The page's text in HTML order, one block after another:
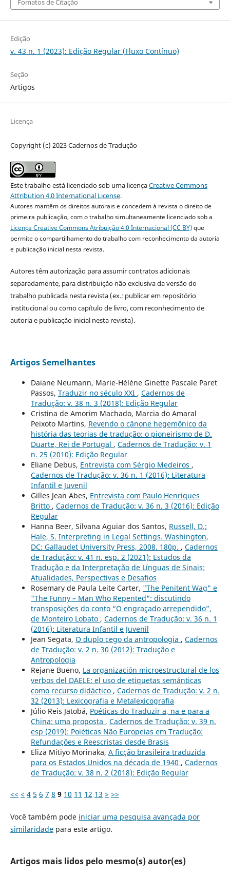
Fomatos de Citação
Edição
v. 43 n. 1 (2023): Edição Regular (Fluxo Contínuo)
Seção
Artigos
Licença
Copyright (c) 2023 Cadernos de Tradução
Este trabalho está licenciado sob uma licençaCreative Commons
Attribution 4.0 International License.
Autores mantêm os direitos autorais e concedem à revista o direito de
primeira publicação, com o trabalho simultaneamente licenciado sob a
Licença Creative Commons Atribuição 4.0 Internacional (CC BY)que
permite o compartilhamento do trabalho com reconhecimento da autoria
e publicação inicial nesta revista.
Autores têm autorização para assumir contratos adicionais
separadamente, para distribuição não exclusiva da versão do
trabalho publicada nesta revista (ex.: publicar em repositório
institucional ou como capítulo de livro, com reconhecimento de
autoria e publicação inicial nesta revista).
Artigos Semelhantes
Daiane Neumann, Marie-Hélène Ginette Pascale Paret
Passos, Traduzir no século XXI , Cadernos de
Tradução: v. 38 n. 3 (2018): Edição Regular
Cristina de Amorim Machado, Marcia do Amaral
Peixoto Martins, Revendo o cânone hegemônico da
história das teorias de tradução: o pioneirismo de D.
Duarte, Rei de Portugal , Cadernos de Tradução: v. 1
n. 25 (2010): Edição Regular
Eliane Debus, Entrevista com Sérgio Medeiros ,
Cadernos de Tradução: v. 36 n. 1 (2016): Literatura
Infantil e Juvenil
Gilles Jean Abes, Entrevista com Paulo Henriques
Britto , Cadernos de Tradução: v. 36 n. 3 (2016): Edição
Regular
Hanna Beer, Silvana Aguiar dos Santos, Russell, D.;
Hale, S. Interpreting in Legal Settings. Washington,
DC: Gallaudet University Press, 2008. 180p. , Cadernos
de Tradução: v. 41 n. esp. 2 (2021): Estudos da
Tradução e da Interpretação de Línguas de Sinais:
Atualidades, Perspectivas e Desafios
Rosemary de Paula Leite Carter, "The Penitent Wag" e
"The Funny – Man Who Repented": discutindo
transposições do conto “O engraçado arrependido”,
de Monteiro Lobato , Cadernos de Tradução: v. 36 n. 1
(2016): Literatura Infantil e Juvenil
Jean Segata, O duplo cego da antropologia , Cadernos
de Tradução: v. 2 n. 30 (2012): Tradução e
Antropologia
Rejane Bueno, La organización microestructural de los
verbos del DAELE: el uso de etiquetas semánticas
como recurso didáctico , Cadernos de Tradução: v. 2 n.
32 (2013): Lexicografia e Metalexicografia
Júlio Reis Jatobá, Poéticas do Traduzir a, na e para a
China: uma proposta , Cadernos de Tradução: v. 39 n.
esp (2019): Poiéticas Não Europeias em Tradução:
Refundações e Reescristas desde Brasis
Eliza Mitiyo Morinaka, A ficção brasileira traduzida
para os Estados Unidos na década de 1940 , Cadernos
de Tradução: v. 38 n. 2 (2018): Edição Regular
<< < 4 5 6 7 8 9 10 11 12 13 > >>
Você também pode iniciar uma pesquisa avançada por
similaridadepara este artigo.
Artigos mais lidos pelo mesmo(s) autor(es)